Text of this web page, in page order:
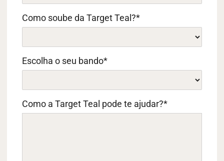
Como soube da Target Teal?*
Escolha o seu bando*
Como a Target Teal pode te ajudar?*